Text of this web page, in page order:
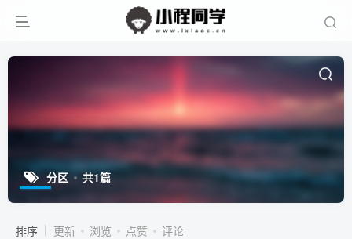
分区 共1篇
排序 更新 浏览 点赞 评论